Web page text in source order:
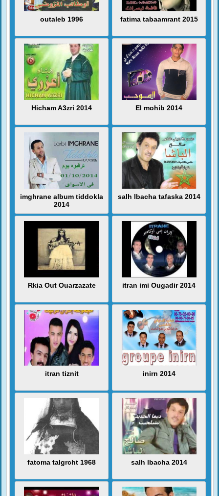
outaleb 1996 fatima tabaamrant 2015
Hicham A3zri 2014 El mohib 2014
imghrane album tiddokla
2014
salh lbacha tafaska 2014
Rkia Out Ouarzazate itran imi Ougadir 2014
itran tiznit inirn 2014
fatoma talgrcht 1968 salh lbacha 2014